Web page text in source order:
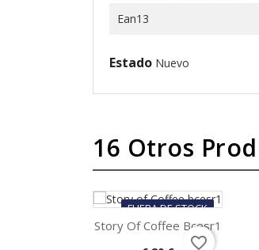
Ean13
Estado Nuevo
16 Otros
FUERA DE STOCK
Story Of Coffee Bcesr1
favorite_border